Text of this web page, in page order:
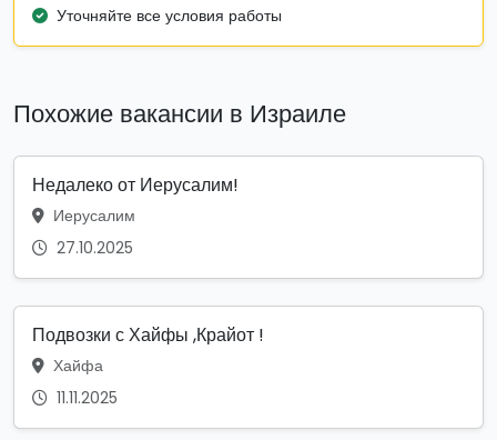
Уточняйте все условия работы
Похожие вакансии в Израиле
Недалеко от Иерусалим!
Иерусалим
27.10.2025
Подвозки с Хайфы ,Крайот !
Хайфа
11.11.2025